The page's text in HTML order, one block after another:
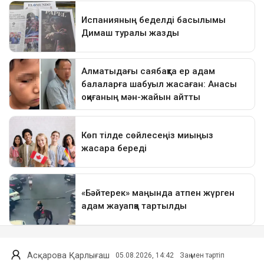
Асқарова Қарлығаш 05.08.2026, 14:42 Заң мен тәртіп